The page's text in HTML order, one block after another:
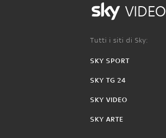
VIDEO
Tutti i siti di Sky:
SKY SPORT
SKY TG 24
SKY VIDEO
SKY ARTE